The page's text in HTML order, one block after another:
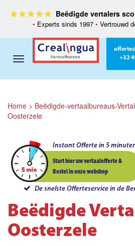
Beëdigde vertalers
• Experts sinds 1997 • Vertrouwd
+32
Home > Beëdigde-vertaalbureaus-
Oosterzele
Instant Offerte in 5
Start hier uw vertaalofferte &
Bestel in onze webshop
De snelste Offerteservice in de
Beëdigde
Oosterzele